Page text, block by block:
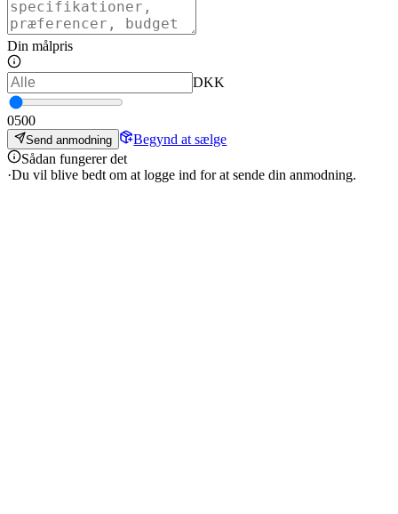
Din målpris
DKK
0500
Send anmodning
Begynd at sælge
Sådan fungerer det
·Du vil blive bedt om at logge ind for at sende din anmodning.